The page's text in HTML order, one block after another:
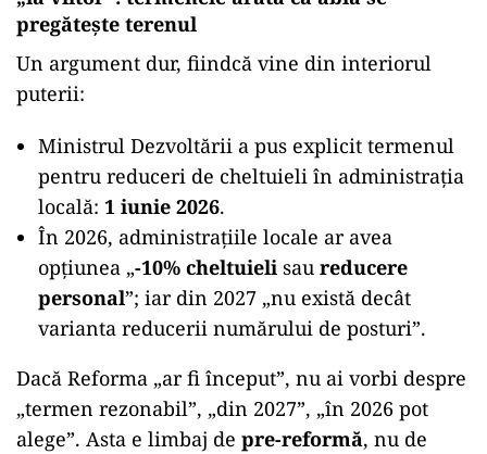
pregătește terenul
Un argument dur, fiindcă vine din interiorul
puterii:
Ministrul Dezvoltării a pus explicit termenul
pentru reduceri de cheltuieli în administrația
locală: 1 iunie 2026.
În 2026, administrațiile locale ar avea
opțiunea „-10% cheltuieli sau reducere
personal”; iar din 2027 „nu există decât
varianta reducerii numărului de posturi”.
Dacă Reforma „ar fi început”, nu ai vorbi despre
„termen rezonabil”, „din 2027”, „în 2026 pot
alege”. Asta e limbaj de pre-reformă, nu de